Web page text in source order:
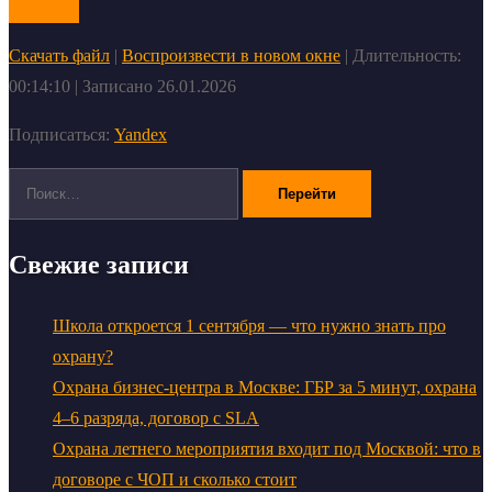
Скачать файл | Воспроизвести в новом окне | Длительность:
00:14:10 | Записано 26.01.2026
Подписаться: Yandex
Свежие записи
Школа откроется 1 сентября — что нужно знать про
охрану?
Охрана бизнес-центра в Москве: ГБР за 5 минут, охрана
4–6 разряда, договор с SLA
Охрана летнего мероприятия входит под Москвой: что в
договоре с ЧОП и сколько стоит